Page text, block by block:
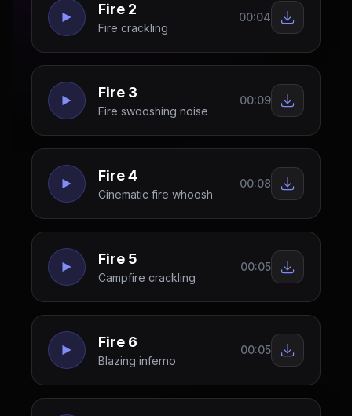
Fire 2
Fire crackling
00:04
Fire 3
Fire swooshing noise
00:09
Fire 4
Cinematic fire whoosh
00:08
Fire 5
Campfire crackling
00:05
Fire 6
Blazing inferno
00:05